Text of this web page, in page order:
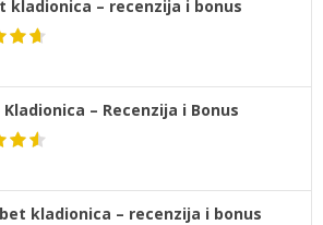
kladionica – recenzija i bonus
Kladionica – Recenzija i Bonus
kladionica – recenzija i bonus